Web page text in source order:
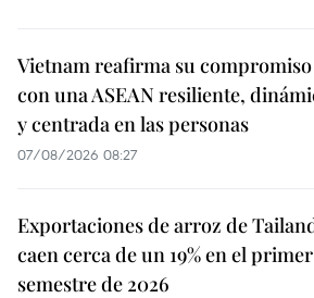
Vietnam reafirma su compromiso
con una ASEAN resiliente,
y centrada en las personas
07/08/2026 08:27
Exportaciones de arroz de
caen cerca de un 19% en el primer
semestre de 2026